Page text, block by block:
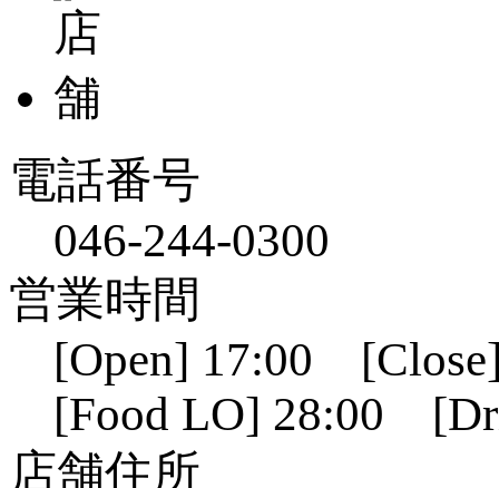
電話番号
046-244-0300
営業時間
[Open] 17:00
[Food LO] 28:00
店舗住所